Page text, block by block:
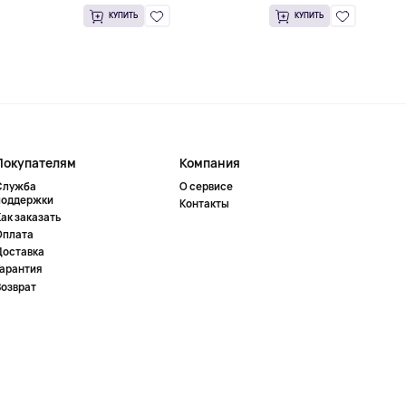
КУПИТЬ КУПИТЬ
заказать
Компания
О сервисе
Контакты